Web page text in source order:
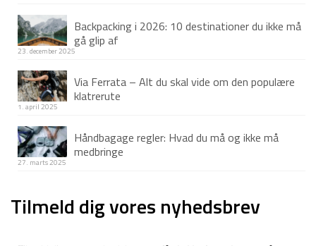
Backpacking i 2026: 10 destinationer du ikke må
gå glip af
23. december 2025
Via Ferrata – Alt du skal vide om den populære
klatrerute
1. april 2025
Håndbagage regler: Hvad du må og ikke må
medbringe
27. marts 2025
Tilmeld dig vores nyhedsbrev